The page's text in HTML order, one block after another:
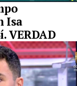
Isa
VERDAD